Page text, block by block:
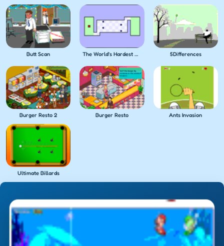
Butt Scan The World's Hardest Game 5Differences
Burger Resto 2 Burger Resto Ants Invasion
Ultimate Billards